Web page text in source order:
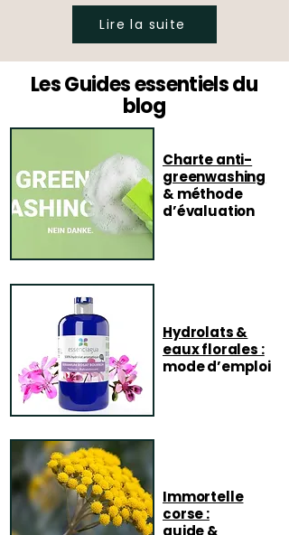
Lire la suite
Les Guides essentiels du
blog
Charte anti-
greenwashing
& méthode
d’évaluation
Hydrolats &
eaux florales :
mode d’emploi
Immortelle
corse :
guide &